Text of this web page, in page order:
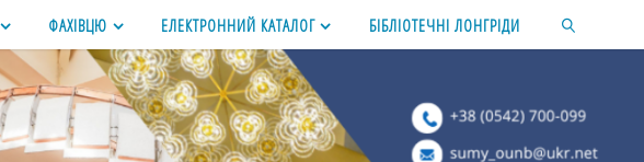
ФАХІВЦЮ ЕЛЕКТРОННИЙ КАТАЛОГ БІБЛІОТЕЧНІ ЛОНГРІДИ